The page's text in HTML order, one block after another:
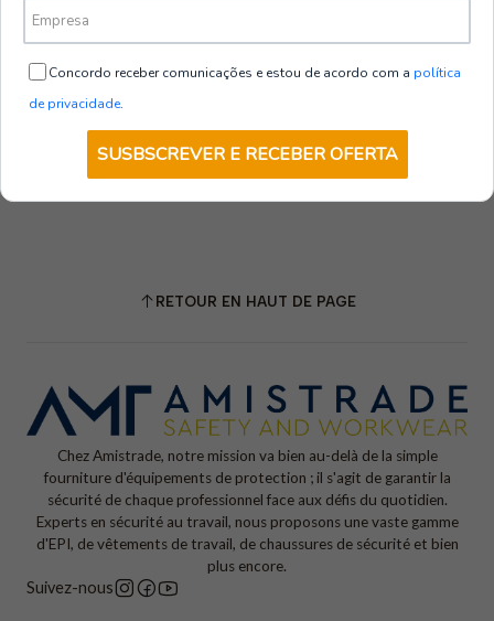
RETOUR EN HAUT DE PAGE
Chez Amistrade, notre mission va bien au-delà de la simple
fourniture d'équipements de protection ; il s'agit de garantir la
sécurité de chaque professionnel face aux défis du quotidien.
Experts en sécurité au travail, nous proposons une vaste gamme
d'EPI, de vêtements de travail, de chaussures de sécurité et bien
plus encore.
Suivez-nous
Concordo receber comunicações e estou de acordo com a política
de privacidade.
SUSBSCREVER E RECEBER OFERTA